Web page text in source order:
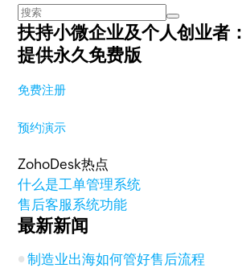
扶持小微企业及个人创业者：
提供永久免费版
免费注册
预约演示
ZohoDesk热点
什么是工单管理系统
售后客服系统功能
最新新闻
制造业出海如何管好售后流程